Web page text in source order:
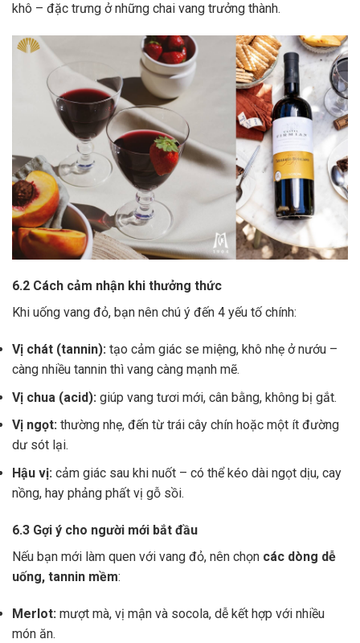
khô – đặc trưng ở những chai vang trưởng thành.
6.2 Cách cảm nhận khi thưởng thức
Khi uống vang đỏ, bạn nên chú ý đến 4 yếu tố chính:
Vị chát (tannin): tạo cảm giác se miệng, khô nhẹ ở nướu –
càng nhiều tannin thì vang càng mạnh mẽ.
Vị chua (acid): giúp vang tươi mới, cân bằng, không bị gắt.
Vị ngọt: thường nhẹ, đến từ trái cây chín hoặc một ít đường
dư sót lại.
Hậu vị: cảm giác sau khi nuốt – có thể kéo dài ngọt dịu, cay
nồng, hay phảng phất vị gỗ sồi.
6.3 Gợi ý cho người mới bắt đầu
Nếu bạn mới làm quen với vang đỏ, nên chọn các dòng dễ
uống, tannin mềm:
Merlot: mượt mà, vị mận và socola, dễ kết hợp với nhiều
món ăn.